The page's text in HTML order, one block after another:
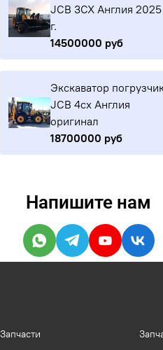
JCB 3CX Англия 2025
г.
14500000 руб
Экскаватор
JCB 4cx Англия
оригинал
18700000 руб
Напишите нам
Запчасти